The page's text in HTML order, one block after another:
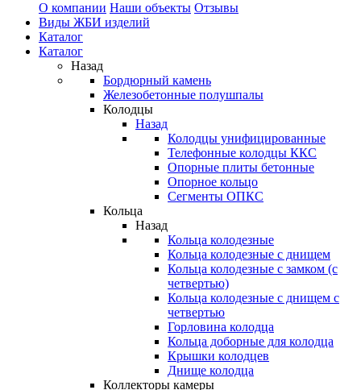
О компании Наши объекты Отзывы
Виды ЖБИ изделий
Каталог
Каталог
Назад
Бордюрный камень
Железобетонные полушпалы
Колодцы
Назад
Колодцы унифицированные
Телефонные колодцы ККС
Опорные плиты бетонные
Опорное кольцо
Сегменты ОПКС
Кольца
Назад
Кольца колодезные
Кольца колодезные с днищем
Кольца колодезные с замком (с
четвертью)
Кольца колодезные с днищем с
четвертью
Горловина колодца
Кольца доборные для колодца
Крышки колодцев
Днище колодца
Коллекторы камеры